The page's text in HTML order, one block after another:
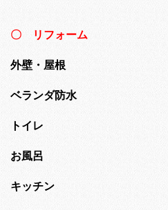
〇 リフォーム
外壁・屋根
ベランダ防水
トイレ
お風呂
キッチン